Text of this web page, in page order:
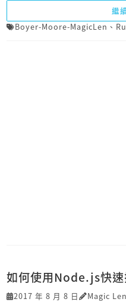
繼
Boyer-Moore-MagicLen 、
如何使用Node.js快速
2017 年 8 月 8 日 Magic Len